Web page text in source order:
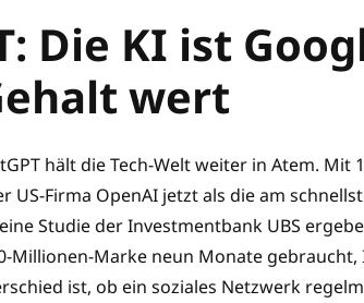
Die KI ist
wert
hält die Tech-Welt weiter in Atem.
US-Firma OpenAI jetzt als die am
Studie der Investmentbank UBS
Millionen-Marke neun Monate gebraucht,
ist, ob ein soziales Netzwerk